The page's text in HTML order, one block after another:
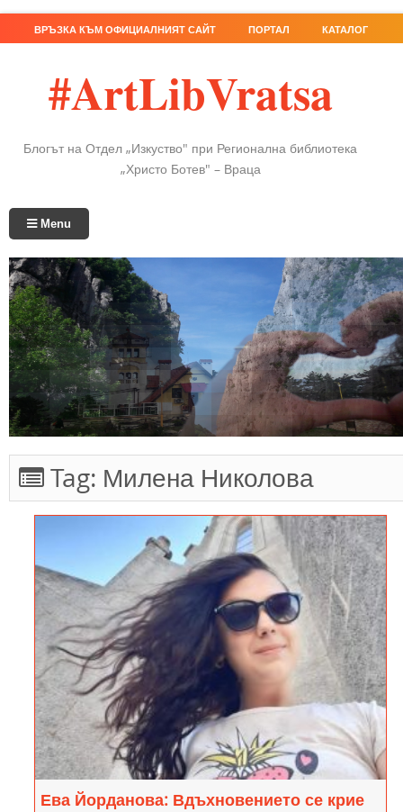
ВРЪЗКА КЪМ ОФИЦИАЛНИЯТ САЙТ ПОРТАЛ КАТАЛОГ
#ArtLibVratsa
Блогът на Отдел „Изкуство" при Регионална библиотека
„Христо Ботев" – Враца
Menu
Tag: Милена Николова
Ева Йорданова: Вдъхновението се крие